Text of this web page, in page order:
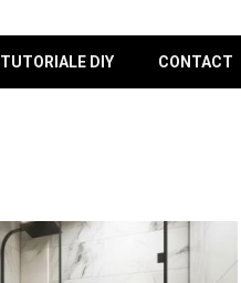
TUTORIALE DIY CONTACT